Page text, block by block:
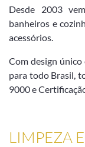
Desde 2003
banheiros e
acessórios.
Com design
para todo Brasil,
9000 e
LIMPEZA E